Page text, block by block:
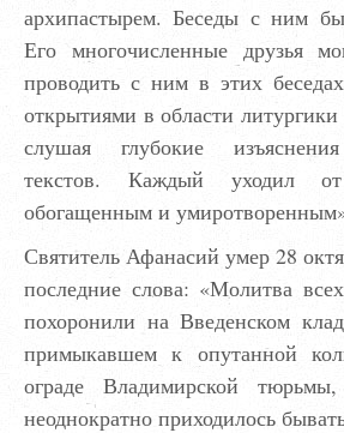
архипастырем. Беседы с ним
Его многочисленные друзья
проводить с ним в этих
открытиями в области
слушая глубокие
текстов. Каждый уходил
обогащенным и
Святитель Афанасий умер 28
последние слова: «Молитва
похоронили на Введенском
примыкавшем к опутанной
ограде Владимирской
неоднократно приходилось